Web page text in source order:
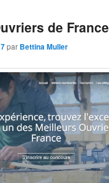
de France
par Bettina Muller